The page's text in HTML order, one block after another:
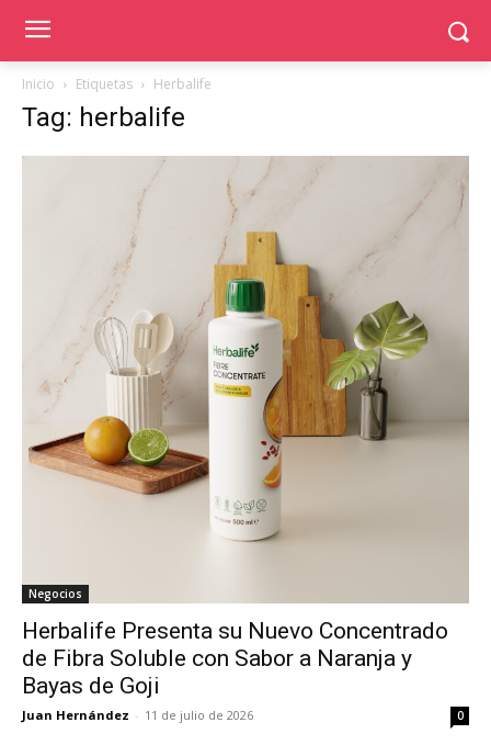
Inicio Etiquetas Herbalife
Tag: herbalife
Negocios
Herbalife Presenta su Nuevo Concentrado
de Fibra Soluble con Sabor a Naranja y
Bayas de Goji
Juan Hernández - 11 de julio de 2026 0